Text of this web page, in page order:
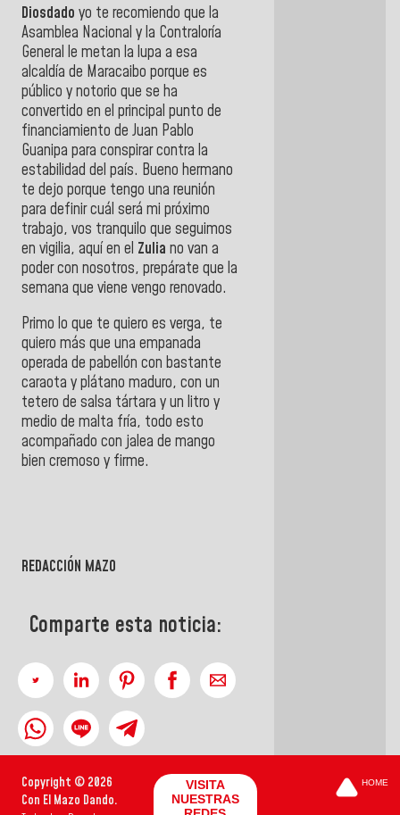
Diosdado yo te recomiendo que la
Asamblea Nacional y la Contraloría
General le metan la lupa a esa
alcaldía de Maracaibo porque es
público y notorio que se ha
convertido en el principal punto de
financiamiento de Juan Pablo
Guanipa para conspirar contra la
estabilidad del país. Bueno hermano
te dejo porque tengo una reunión
para definir cuál será mi próximo
trabajo, vos tranquilo que seguimos
en vigilia, aquí en el Zulia no van a
poder con nosotros, prepárate que la
semana que viene vengo renovado.
Primo lo que te quiero es verga, te
quiero más que una empanada
operada de pabellón con bastante
caraota y plátano maduro, con un
tetero de salsa tártara y un litro y
medio de malta fría, todo esto
acompañado con jalea de mango
bien cremoso y firme.
REDACCIÓN MAZO
Comparte esta noticia:
Copyright © 2026
Con El Mazo Dando.
VISITA
NUESTRAS
HOME